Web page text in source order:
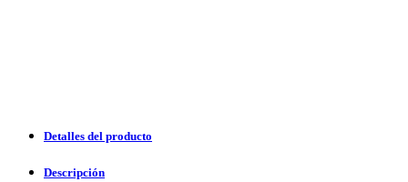
Detalles del producto
Descripción